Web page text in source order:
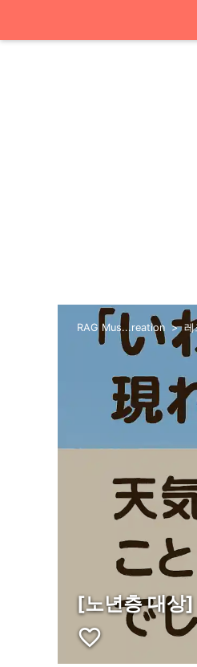
RAG Mus...reation 레
[노년층 대상]
favorite_border